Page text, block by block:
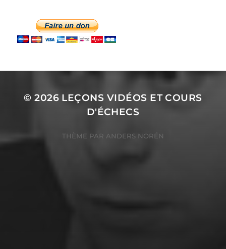
© 2026 LEÇONS VIDÉOS ET COURS
D'ÉCHECS
THÈME PAR ANDERS NORÉN